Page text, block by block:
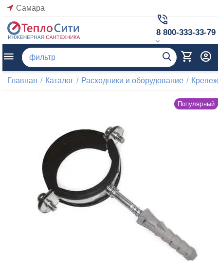
Самара
8 800-333-33-79
Главная / Каталог / Расходники и оборудование /
Популярный